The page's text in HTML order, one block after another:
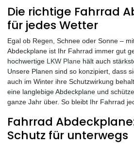
Die richtige Fahrrad
für jedes Wetter
Egal ob Regen, Schnee oder Sonne –
Abdeckplane ist Ihr Fahrrad immer gut
hochwertige LKW Plane hält auch
Unsere Planen sind so konzipiert, dass
auch im Winter ihre Schutzwirkung
eine langlebige Abdeckplane und
ganze Jahr über. So bleibt Ihr Fahrrad
Fahrrad
Schutz für unterwegs